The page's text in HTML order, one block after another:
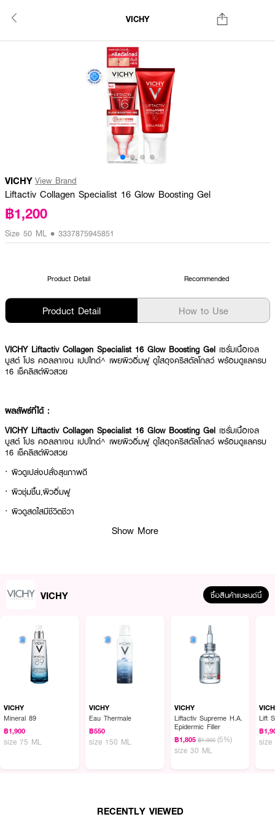
VICHY
VICHY View Brand
Liftactiv Collagen Specialist 16 Glow Boosting Gel
฿1,200
Size 50 ML • 3337875945851
Product Detail Recommended
Product Detail How to Use
VICHY Liftactiv Collagen Specialist 16 Glow Boosting Gel เซรั่มเนื้อเจล
บูสต์ โปร คอลลาเจน เปปไทด์^ เผยผิวอิ่มฟู ดูใสดุจคริสตัลโกลว์ พร้อมดูแลครบ
16 เช็คลิสต์ผิวสวย
ผลลัพธ์ที่ได้ :
VICHY Liftactiv Collagen Specialist 16 Glow Boosting Gel เซรั่มเนื้อเจล
บูสต์ โปร คอลลาเจน เปปไทด์^ เผยผิวอิ่มฟู ดูใสดุจคริสตัลโกลว์ พร้อมดูแลครบ
16 เช็คลิสต์ผิวสวย
· ผิวดูเปล่งปลั่งสุขภาพดี
· ผิวชุ่มชื้น,ผิวอิ่มฟู
· ผิวดูสดใสมีชีวิตชีวา
· FDA Registration No. : 10-2-6800027434
How To Use :
ปั๊มผลิตภัณฑ์ลงบนฝ่ามือ ทาให้ทั่วใบหน้า ใช้เป็นประจำ หลีกเลี่ยงบริเวณรอบ
ดวงตาและริมฝีปาก
Show More
VICHY ซื้อสินค้าแบรนด์นี้
VICHY
Mineral 89
฿1,900
size 75 ML
VICHY
Eau Thermale
฿550
size 150 ML
VICHY
Liftactiv Supreme H.A.
Epidermic Filler
฿1,805 ฿1,900 (5%)
size 30 ML
Lift
฿
size
RECENTLY VIEWED